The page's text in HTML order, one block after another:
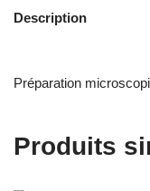
Description
Préparation
Produits